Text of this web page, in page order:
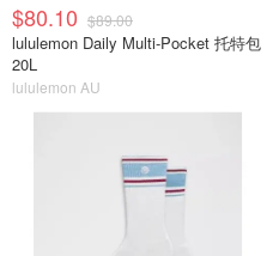
$80.10 $89.00
lululemon Daily Multi-Pocket 托特包
20L
lululemon AU